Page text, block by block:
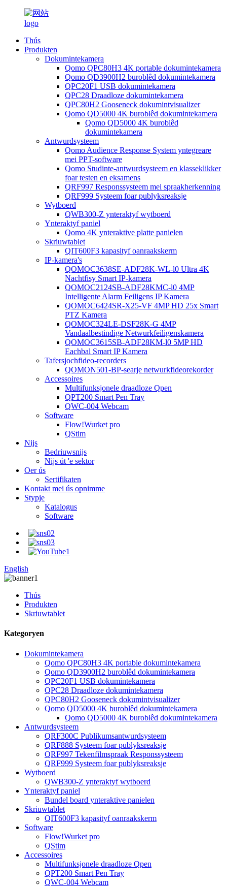
Thús
Produkten
Dokumintekamera
Qomo QPC80H3 4K portable dokumintekamera
Qomo QD3900H2 buroblêd dokumintekamera
QPC20F1 USB dokumintekamera
QPC28 Draadloze dokumintekamera
QPC80H2 Gooseneck dokumintvisualizer
Qomo QD5000 4K buroblêd dokumintekamera
Qomo QD5000 4K buroblêd
dokumintekamera
Antwurdsysteem
Qomo Audience Response System yntegreare
mei PPT-software
Qomo Studinte-antwurdsysteem en klasseklikker
foar testen en eksamens
QRF997 Responssysteem mei spraakherkenning
QRF999 Systeem foar publyksreaksje
Wytboerd
QWB300-Z ynteraktyf wytboerd
Ynteraktyf paniel
Qomo 4K ynteraktive platte panielen
Skriuwtablet
QIT600F3 kapasityf oanraakskerm
IP-kamera's
QOMOC3638SE-ADF28K-WL-l0 ​​Ultra 4K
Nachtfisy Smart IP-kamera
QOMOC2124SB-ADF28KMC-l0 4MP
Intelligente Alarm Feiligens IP Kamera
QOMOC6424SR-X25-VF 4MP HD 25x Smart
PTZ Kamera
QOMOC324LE-DSF28K-G 4MP
Vandaalbestindige Netwurkfeiligenskamera
QOMOC3615SB-ADF28KM-l0 5MP HD
Eachbal Smart IP Kamera
Tafersjochfideo-recorders
QOMON501-BP-searje netwurkfideorekorder
Accessoires
Multifunksjonele draadloze Qpen
QPT200 Smart Pen Tray
QWC-004 Webcam
Software
Flow!Wurket pro
QStim
Nijs
Bedriuwsnijs
Nijs út 'e sektor
Oer ús
Sertifikaten
Kontakt mei ús opnimme
Stypje
Katalogus
Software
English
Thús
Produkten
Skriuwtablet
Kategoryen
Dokumintekamera
Qomo QPC80H3 4K portable dokumintekamera
Qomo QD3900H2 buroblêd dokumintekamera
QPC20F1 USB dokumintekamera
QPC28 Draadloze dokumintekamera
QPC80H2 Gooseneck dokumintvisualizer
Qomo QD5000 4K buroblêd dokumintekamera
Qomo QD5000 4K buroblêd dokumintekamera
Antwurdsysteem
QRF300C Publikumsantwurdsysteem
QRF888 Systeem foar publyksreaksje
QRF997 Tekenfilmspraak Responssysteem
QRF999 Systeem foar publyksreaksje
Wytboerd
QWB300-Z ynteraktyf wytboerd
Ynteraktyf paniel
Bundel board ynteraktive panielen
Skriuwtablet
QIT600F3 kapasityf oanraakskerm
Software
Flow!Wurket pro
QStim
Accessoires
Multifunksjonele draadloze Qpen
QPT200 Smart Pen Tray
QWC-004 Webcam